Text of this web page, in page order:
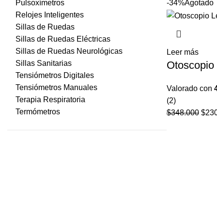
Pulsoxímetros
Relojes Inteligentes
Sillas de Ruedas
Sillas de Ruedas Eléctricas
Sillas de Ruedas Neurológicas
Sillas Sanitarias
Tensiómetros Digitales
Tensiómetros Manuales
Terapia Respiratoria
Termómetros
era:
-34%Agotado
Leer más
Valorado con
(2)
$348.000 El
$